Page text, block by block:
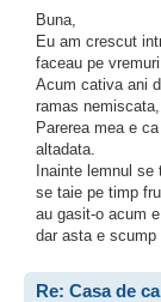
Buna,
Eu am crescut
faceau pe
Acum cativa ani
ramas
Parerea mea e
altadata.
Inainte lemnul se
se taie pe timp
au gasit-o acum
dar asta e scump
Re: Casa de